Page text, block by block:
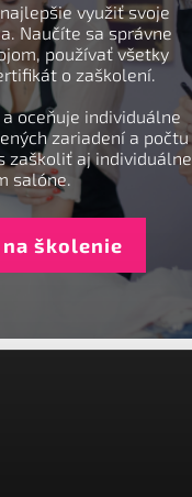
využiť svoje
Naučíte sa správne
používať všetky
o zaškolení.
oceňuje individuálne
zariadení a počtu
zaškoliť aj individuálne
salóne.
školenie